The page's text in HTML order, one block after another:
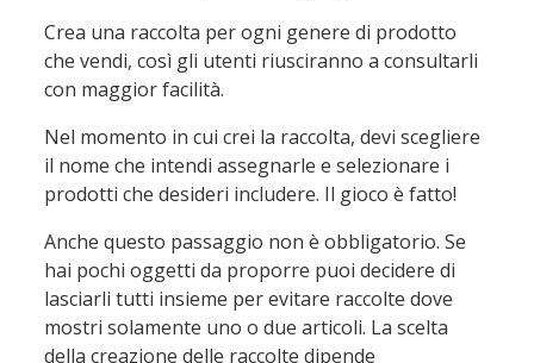
Crea una raccolta per ogni genere di prodotto
che vendi, così gli utenti riusciranno a consultarli
con maggior facilità.
Nel momento in cui crei la raccolta, devi scegliere
il nome che intendi assegnarle e selezionare i
prodotti che desideri includere. Il gioco è fatto!
Anche questo passaggio non è obbligatorio. Se
hai pochi oggetti da proporre puoi decidere di
lasciarli tutti insieme per evitare raccolte dove
mostri solamente uno o due articoli. La scelta
della creazione delle raccolte dipende